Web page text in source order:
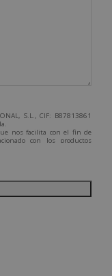
S.L., CIF: B87813861
nos facilita con el fin de
con los productos